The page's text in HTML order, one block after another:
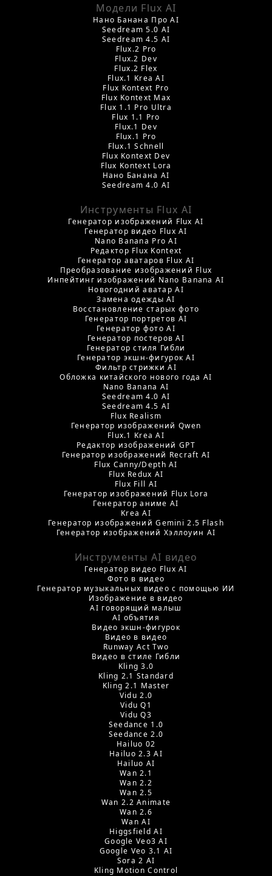
Модели Flux AI
Нано Банана Про AI
Seedream 5.0 AI
Seedream 4.5 AI
Flux.2 Pro
Flux.2 Dev
Flux.2 Flex
Flux.1 Krea AI
Flux Kontext Pro
Flux Kontext Max
Flux 1.1 Pro Ultra
Flux 1.1 Pro
Flux.1 Dev
Flux.1 Pro
Flux.1 Schnell
Flux Kontext Dev
Flux Kontext Lora
Нано Банана AI
Seedream 4.0 AI
Инструменты Flux AI
Генератор изображений Flux AI
Генератор видео Flux AI
Nano Banana Pro AI
Редактор Flux Kontext
Генератор аватаров Flux AI
Преобразование изображений Flux
Инпейтинг изображений Nano Banana AI
Новогодний аватар AI
Замена одежды AI
Восстановление старых фото
Генератор портретов AI
Генератор фото AI
Генератор постеров AI
Генератор стиля Гибли
Генератор экшн-фигурок AI
Фильтр стрижки AI
Обложка китайского нового года AI
Nano Banana AI
Seedream 4.0 AI
Seedream 4.5 AI
Flux Realism
Генератор изображений Qwen
Flux.1 Krea AI
Редактор изображений GPT
Генератор изображений Recraft AI
Flux Canny/Depth AI
Flux Redux AI
Flux Fill AI
Генератор изображений Flux Lora
Генератор аниме AI
Krea AI
Генератор изображений Gemini 2.5 Flash
Генератор изображений Хэллоуин AI
Инструменты AI видео
Генератор видео Flux AI
Фото в видео
Генератор музыкальных видео с помощью ИИ
Изображение в видео
AI говорящий малыш
AI объятия
Видео экшн-фигурок
Видео в видео
Runway Act Two
Видео в стиле Гибли
Kling 3.0
Kling 2.1 Standard
Kling 2.1 Master
Vidu 2.0
Vidu Q1
Vidu Q3
Seedance 1.0
Seedance 2.0
Hailuo 02
Hailuo 2.3 AI
Hailuo AI
Wan 2.1
Wan 2.2
Wan 2.5
Wan 2.2 Animate
Wan 2.6
Wan AI
Higgsfield AI
Google Veo3 AI
Google Veo 3.1 AI
Sora 2 AI
Kling Motion Control